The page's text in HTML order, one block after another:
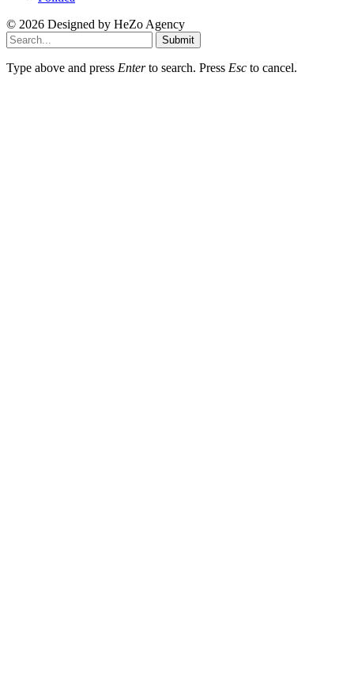
© 2026 Designed by HeZo Agency
Submit
Type above and press Enterto search. Press Esc to cancel.